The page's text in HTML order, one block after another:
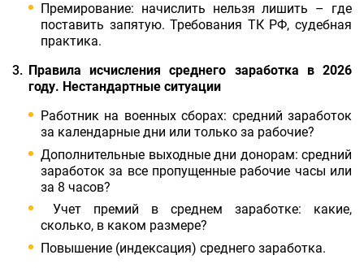
Премирование: начислить нельзя лишить – где
поставить запятую. Требования ТК РФ, судебная
практика.
Правила исчисления среднего заработка в 2026
году. Нестандартные ситуации
Работник на военных сборах: средний заработок
за календарные дни или только за рабочие?
Дополнительные выходные дни донорам: средний
заработок за все пропущенные рабочие часы или
за 8 часов?
Учет премий в среднем заработке: какие,
сколько, в каком размере?
Повышение (индексация) среднего заработка.